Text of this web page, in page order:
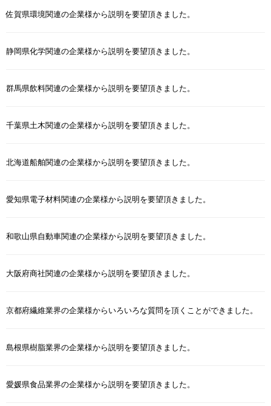
佐賀県環境関連の企業様から説明を要望頂きました。
静岡県化学関連の企業様から説明を要望頂きました。
群馬県飲料関連の企業様から説明を要望頂きました。
千葉県土木関連の企業様から説明を要望頂きました。
北海道船舶関連の企業様から説明を要望頂きました。
愛知県電子材料関連の企業様から説明を要望頂きました。
和歌山県自動車関連の企業様から説明を要望頂きました。
大阪府商社関連の企業様から説明を要望頂きました。
京都府繊維業界の企業様からいろいろな質問を頂くことができました。
島根県樹脂業界の企業様から説明を要望頂きました。
愛媛県食品業界の企業様から説明を要望頂きました。